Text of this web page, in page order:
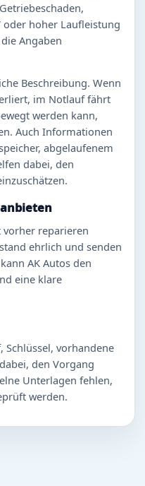
oder hoher Laufleistung
Angaben
Beschreibung. Wenn
im Notlauf fährt
werden kann,
Auch Informationen
abgelaufenem
dabei, den
vorher reparieren
ehrlich und senden
AK Autos den
eine klare
Schlüssel, vorhandene
den Vorgang
Unterlagen fehlen,
werden.